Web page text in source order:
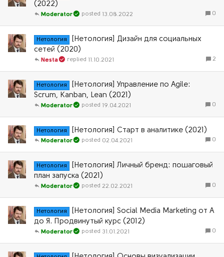
(2022)
0
13.08.2022
Moderator
Нетология
[Нетология] Дизайн для социальных
сетей (2020)
2
11.10.2021
Nesta
Нетология
[Нетология] Управление по Agile:
Scrum, Kanban, Lean (2021)
0
19.04.2021
Moderator
Нетология [Нетология] Старт в аналитике (2021)
0
02.04.2021
Moderator
Нетология
[Нетология] Личный бренд: пошаговый
план запуска (2021)
0
22.02.2021
Moderator
Нетология
[Нетология] Social Media Marketing от А
до Я. Продвинутый курс (2012)
0
31.01.2021
Moderator